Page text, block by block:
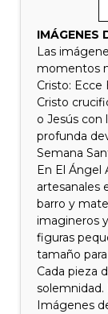
IMÁGENES
Las
momentos
Cristo: Ecce
Cristo
o Jesús con
profunda
Semana
En El Ángel
artesanales
barro y
imagineros
figuras
tamaño
Cada pieza
solemnidad.
Imágenes